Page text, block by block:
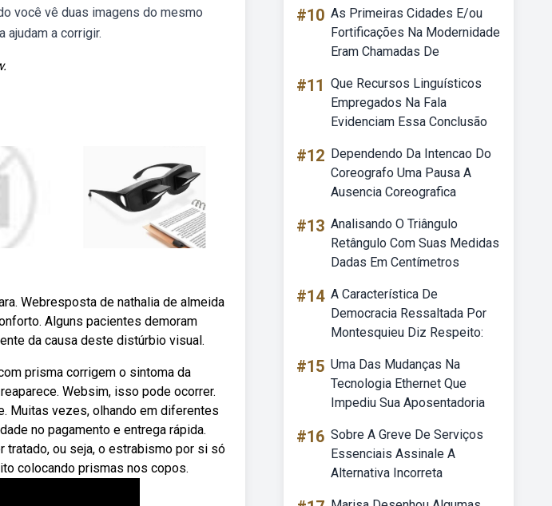
você vê duas imagens do mesmo
a corrigir.
Webresposta de nathalia de almeida
Alguns pacientes demoram
da causa deste distúrbio visual.
prisma corrigem o sintoma da
Websim, isso pode ocorrer.
Muitas vezes, olhando em diferentes
no pagamento e entrega rápida.
ou seja, o estrabismo por si só
colocando prismas nos copos.
#10 As Primeiras Cidades E/ou
Fortificações Na Modernidade
Eram Chamadas De
#11 Que Recursos Linguísticos
Empregados Na Fala
Evidenciam Essa Conclusão
#12 Dependendo Da Intencao Do
Coreografo Uma Pausa A
Ausencia Coreografica
#13 Analisando O Triângulo
Retângulo Com Suas Medidas
Dadas Em Centímetros
#14 A Característica De
Democracia Ressaltada Por
Montesquieu Diz Respeito:
#15 Uma Das Mudanças Na
Tecnologia Ethernet Que
Impediu Sua Aposentadoria
#16 Sobre A Greve De Serviços
Essenciais Assinale A
Alternativa Incorreta